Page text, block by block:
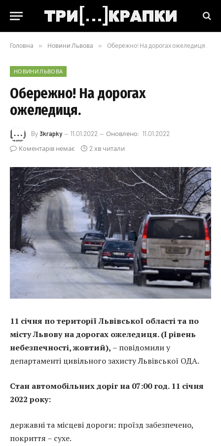
Головна » Новини Львова » Обережно! На дорогах ожеледиця.
НОВИНИ ЛЬВОВА
Обережно! На дорогах
ожеледиця.
By 3krapky 11.01.2022 Оновлено: 11.01.2022
Коментарів немає
2 хв читали
11 січня по території Львівської області та по
місту Львову на дорогах ожеледиця. (І рівень
небезпечності, жовтий), – повідомили у
департаменті цивільного захисту Львівської ОДА.
Стан автомобільних доріг на 07:00 год. 11 січня
2022 року:
державні та місцеві дороги: проїзд забезпечено,
покриття – сухе.